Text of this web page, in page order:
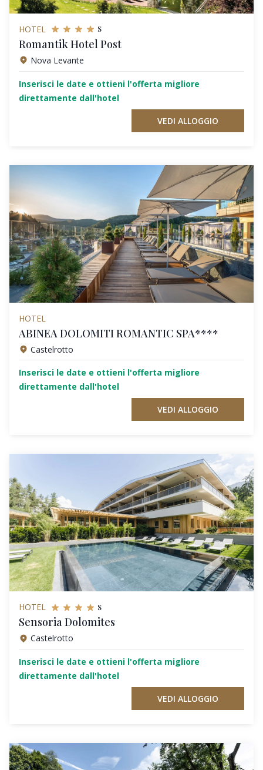
HOTEL s
Romantik Hotel Post
Nova Levante
Inserisci le date e ottieni l'offerta migliore
direttamente dall'hotel
VEDI ALLOGGIO
HOTEL
ABINEA DOLOMITI ROMANTIC SPA****
Castelrotto
Inserisci le date e ottieni l'offerta migliore
direttamente dall'hotel
VEDI ALLOGGIO
HOTEL s
Sensoria Dolomites
Castelrotto
Inserisci le date e ottieni l'offerta migliore
direttamente dall'hotel
VEDI ALLOGGIO